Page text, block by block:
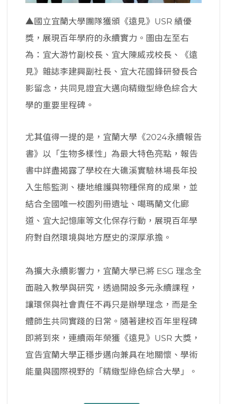
▲國立宜蘭大學團隊獲頒《遠見》USR 績優
獎，展現百年學府的永續實力。圖由左至右
為：宜大游竹副校長、宜大陳威戎校長、《遠
見》雜誌李建興副社長、宜大花國鋒研發長合
影留念，共同見證宜大邁向精緻型綠色綜合大
學的重要里程碑。
尤其值得一提的是，宜蘭大學《2024永續報告
書》以「生物多樣性」為最大特色亮點，報告
書中詳盡揭露了學校在大礁溪實驗林場長年投
入生態監測、棲地維護與物種保育的成果，並
結合全國唯一校園列冊遺址、噶瑪蘭文化廊
道、宜大記憶庫等文化保存行動，展現百年學
府對自然環境與地方歷史的深厚承擔。
為擴大永續影響力，宜蘭大學已將 ESG 理念全
面融入教學與研究，透過開設多元永續課程，
讓環保與社會責任不再只是辦學理念，而是全
體師生共同實踐的日常。隨著建校百年里程碑
即將到來，連續兩年榮獲《遠見》USR 大獎，
宣告宜蘭大學正穩步邁向兼具在地關懷、學術
能量與國際視野的「精緻型綠色綜合大學」。